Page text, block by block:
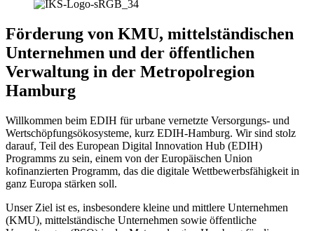
Förderung von KMU, mittelständischen
Unternehmen und der öffentlichen
Verwaltung in der Metropolregion
Hamburg
Willkommen beim EDIH für urbane vernetzte Versorgungs- und
Wertschöpfungsökosysteme, kurz EDIH-Hamburg. Wir sind stolz
darauf, Teil des European Digital Innovation Hub (EDIH)
Programms zu sein, einem von der Europäischen Union
kofinanzierten Programm, das die digitale Wettbewerbsfähigkeit in
ganz Europa stärken soll.
Unser Ziel ist es, insbesondere kleine und mittlere Unternehmen
(KMU), mittelständische Unternehmen sowie öffentliche